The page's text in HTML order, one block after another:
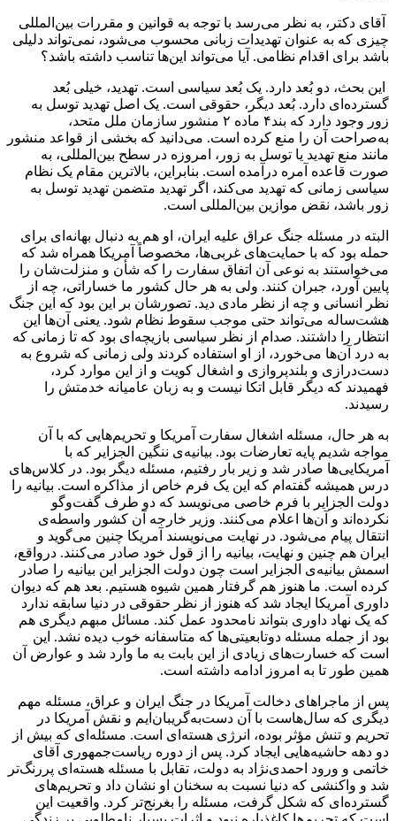
آقای دکتر، به نظر می‌رسد با توجه به قوانین و مقررات بین‌المللی
چیزی که به عنوان تهدیدات زبانی محسوب می‌شود، نمی‌تواند دلیلی
باشد برای اقدام نظامی. آیا می‌تواند این‌ها تناسب داشته باشد؟
این بحث، دو بُعد دارد. یک بُعد سیاسی است. تهدید، خیلی بُعد
گسترده‌ای دارد. بُعد دیگر، حقوقی است. یک اصل تهدید توسل به
زور وجود دارد که بند۴ ماده ۲ منشور سازمان ملل متحد،
به‌صراحت آن را منع کرده است. می‌دانید که بخشی از قواعد منشور
مانند منع تهدید یا توسل به زور، امروزه در سطح بین‌المللی، به
صورت قاعده آمره در‌آمده است. بنابراین، بالاترین مقام یک نظام
سیاسی زمانی که تهدید می‌کند، اگر تهدید متضمن تهدید توسل به
زور باشد، نقض موازین بین‌المللی است.
البته در مسئله جنگ عراق علیه ایران، او هم به دنبال بهانه‌ای برای
حمله بود که با حمایت‌های غربی‌ها، مخصوصاً آمریکا همراه شد که
می‌خواستند به نوعی آن اتفاق سفارت را که شأن و منزلت‌شان را
پایین آورد، جبران کنند. ولی به هر حال کشور ما خساراتی، چه از
نظر انسانی و چه از نظر مادی دید. تصورشان بر این بود که این جنگ
هشت‌ساله می‌تواند حتی موجب سقوط نظام شود. یعنی آن‌ها این
انتظار را داشتند. صدام از نظر سیاسی بازیچه‌ای بود که تا زمانی که
به درد آن‌ها می‌خورد، از او استفاده کردند ولی زمانی که شروع به
دست‌درازی و بلندپروازی و اشغال کویت و از این موارد کرد،
فهمیدند که دیگر قابل اتکا نیست و به زبان عامیانه خدمتش را
رسیدند.
به هر حال، مسئله اشغال سفارت آمریکا و تحریم‌هایی که با آن
مواجه شدیم پایه تعارضات بود. بیانیه‌ی ننگین الجزایر که با
آمریکایی‌ها صادر شد و زیر بار رفتیم، مسئله دیگر بود. در کلاس‌های
درس همیشه گفته‌ام که این یک فرم خاص از مذاکره است. بیانیه را
دولت الجزایر با فرم خاصی می‌نویسد که دو طرف گفت‌وگو
نکرده‌اند و آن‌ها اعلام می‌کنند. وزیر خارجه آن کشور واسطه‌ی
انتقال پیام می‌شود. در نهایت می‌نویسند آمریکا چنین می‌گوید و
ایران هم چنین و نهایت، بیانیه را از قول خود صادر می‌کنند. درواقع،
اسمش بیانیه‌ی الجزایر است چون دولت الجزایر این بیانیه را صادر
کرده است. ما هنوز هم گرفتار همین شیوه هستیم. بعد هم که دیوان
داوری آمریکا ایجاد شد که هنوز از نظر حقوقی در دنیا سابقه ندارد
که یک نهاد داوری بتواند نامحدود عمل کند. مسائل مبهم دیگری هم
بود از جمله مسئله دوتابعیتی‌ها که متاسفانه خوب دیده نشد. این
است که خسارت‌های زیادی از این بابت به ما وارد شد و عوارض آن
همین طور تا به امروز ادامه داشته است.
پس از ماجراهای دخالت آمریکا در جنگ ایران و عراق، مسئله مهم
دیگری که سال‌هاست با آن دست‌به‌گریبان‌ایم و نقش آمریکا در
تحریم و تنش مؤثر بوده، انرژی هسته‌ای است. مسئله‌ای که بیش از
دو دهه حاشیه‌هایی ایجاد کرد. پس از دوره ریاست‌جمهوری آقای
خاتمی و ورود احمدی‌نژاد به دولت، تقابل با مسئله هسته‌ای پررنگ‌تر
شد و واکنشی که دنیا نسبت به سخنان او نشان داد و تحریم‌های
گسترده‌ای که شکل گرفت، مسئله را بغرنج‌تر کرد. واقعیت این